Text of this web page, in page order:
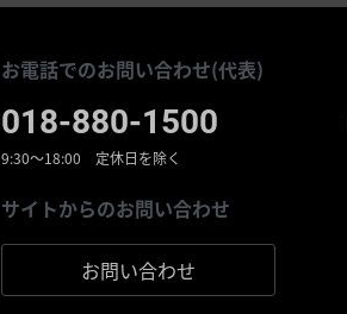
お電話でのお問い合わせ(代表)
018-880-1500
9:30〜18:00 定休日を除く
サイトからのお問い合わせ
お問い合わせ